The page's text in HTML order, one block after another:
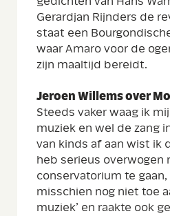
Gerardjan Rijnders de
staat een
waar Amaro voor de
zijn maaltijd bereidt.
Jeroen Willems over
Steeds vaker waag ik
muziek en wel de zang
van kinds af aan wist ik
heb serieus overwogen
conservatorium te
misschien nog niet toe
muziek’ en raakte ook